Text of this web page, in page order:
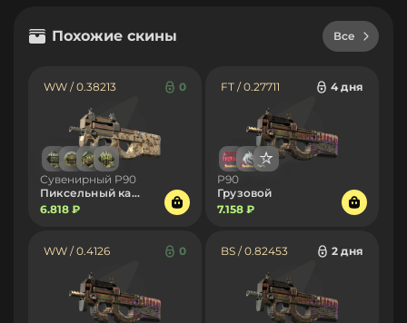
Похожие скины Все
WW / 0.38213 0
Сувенирный P90
Пиксельный камуфляж «Пустыня»
6.818 ₽
FT / 0.27711 4 дня
P90
Грузовой
7.158 ₽
WW / 0.4126 0 BS / 0.82453 2 дня